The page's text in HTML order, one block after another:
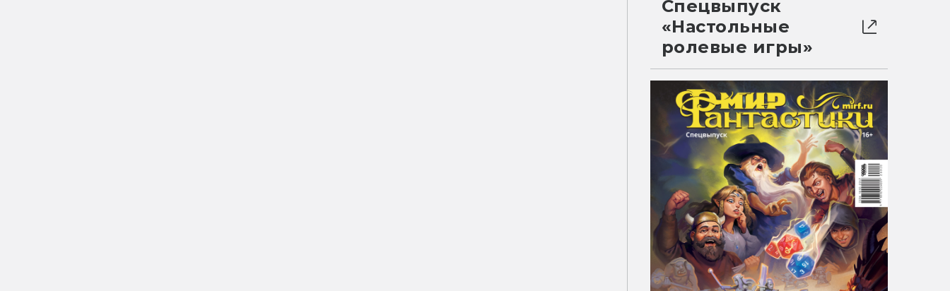
Спецвыпуск
«Настольные
ролевые игры»